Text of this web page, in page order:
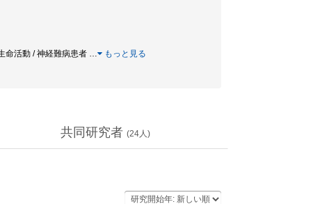
命活動 / 神経難病患者 … もっと見る
共同研究者 (24人)